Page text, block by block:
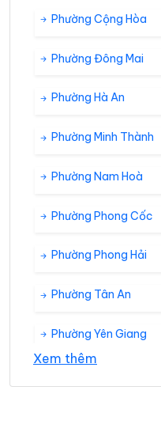
Phường Cộng Hòa
Phường Đông Mai
Phường Hà An
Phường Minh Thành
Phường Nam Hoà
Phường Phong Cốc
Phường Phong Hải
Phường Tân An
Phường Yên Giang
Xem thêm